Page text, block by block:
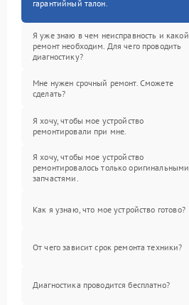
гарантийный талон.
Я уже знаю в чем неисправность и какой
ремонт необходим. Для чего проводить
диагностику?
Мне нужен срочный ремонт. Сможете
сделать?
Я хочу, чтобы мое устройство
ремонтировали при мне.
Я хочу, чтобы мое устройство
ремонтировалось только оригинальными
запчастями.
Как я узнаю, что мое устройство готово?
От чего зависит срок ремонта техники?
Диагностика проводится бесплатно?